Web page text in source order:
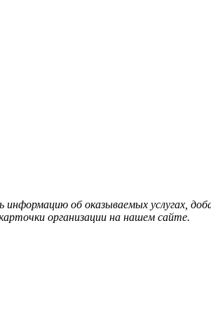
об оказываемых услугах,
организации на нашем сайте.